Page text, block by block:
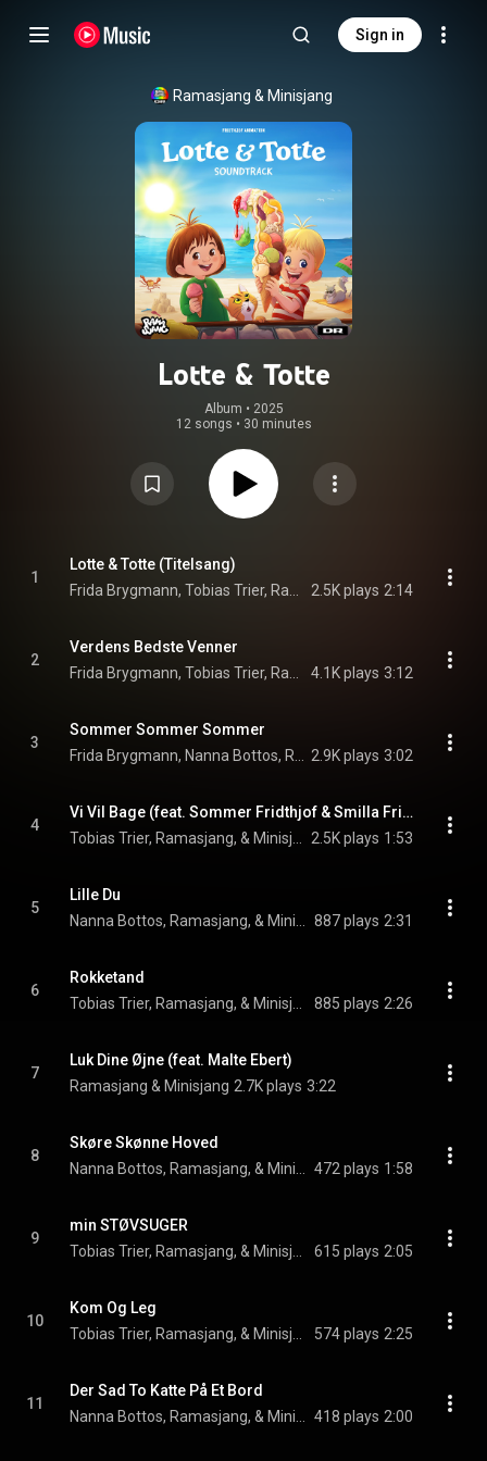
Sign in
Ramasjang & Minisjang
Lotte & Totte
Album • 2025
12 songs • 30 minutes
1
Lotte & Totte (Titelsang)
2.5K plays 2:14
2
Verdens Bedste Venner
4.1K plays 3:12
3
Sommer Sommer Sommer
2.9K plays 3:02
4
Vi Vil Bage (feat. Sommer Fridthjof & Smilla Fridthjof)
2.5K plays 1:53
5
Lille Du
887 plays 2:31
6
Rokketand
885 plays 2:26
7
Luk Dine Øjne (feat. Malte Ebert)
Ramasjang & Minisjang 2.7K plays 3:22
8
Skøre Skønne Hoved
472 plays 1:58
9
min STØVSUGER
615 plays 2:05
10
Kom Og Leg
574 plays 2:25
11
Der Sad To Katte På Et Bord
418 plays 2:00